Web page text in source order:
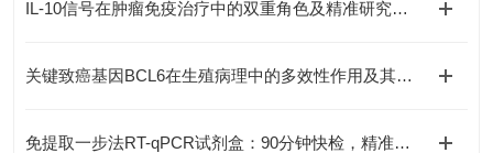
IL-10信号在肿瘤免疫治疗中的双重角色及精准研究策略
关键致癌基因BCL6在生殖病理中的多效性作用及其分子机制
免提取一步法RT-qPCR试剂盒：90分钟快检，精准省心